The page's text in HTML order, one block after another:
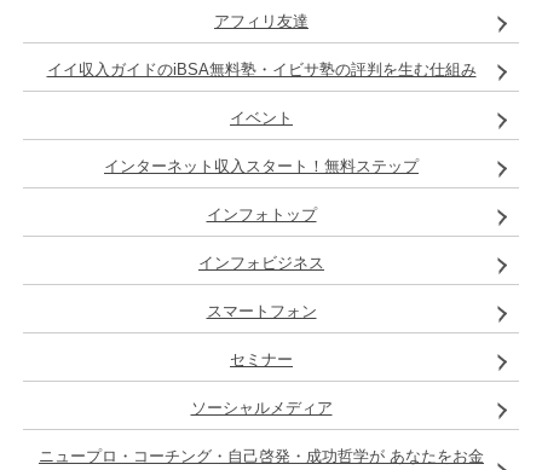
アフィリ友達
イイ収入ガイドのiBSA無料塾・イビサ塾の評判を生む仕組み
イベント
インターネット収入スタート！無料ステップ
インフォトップ
インフォビジネス
スマートフォン
セミナー
ソーシャルメディア
ニュープロ・コーチング・自己啓発・成功哲学が あなたをお金